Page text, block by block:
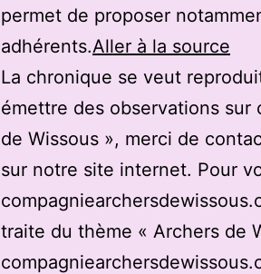
permet de proposer
adhérents.Aller à la source
La chronique se veut
émettre des observations
de Wissous », merci de
sur notre site internet. Pour
traite du thème « Archers de